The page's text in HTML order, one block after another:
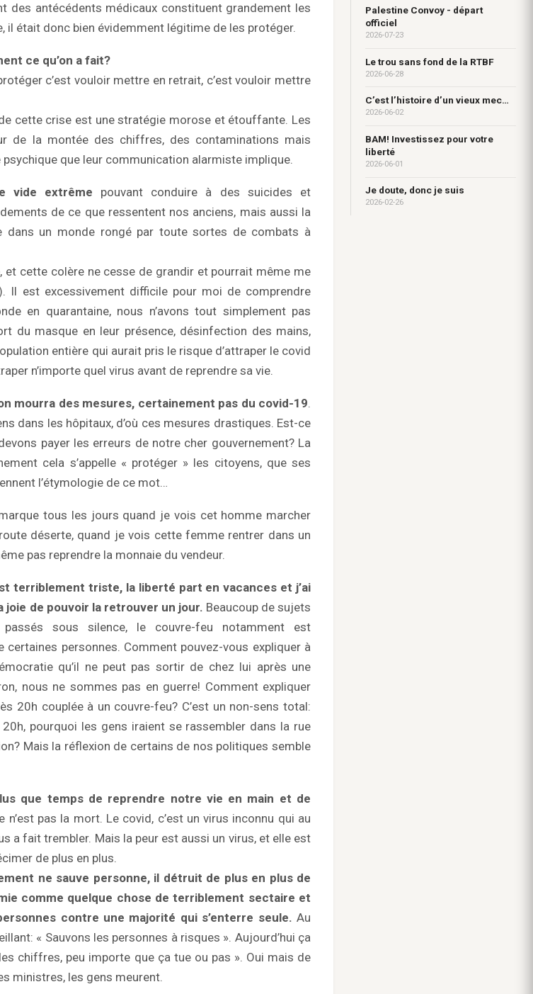
des antécédents médicaux constituent grandement les
il était donc bien évidemment légitime de les protéger.
ce qu’on a fait?
c’est vouloir mettre en retrait, c’est vouloir mettre
cette crise est une stratégie morose et étouffante. Les
de la montée des chiffres, des contaminations mais
que leur communication alarmiste implique.
vide extrême pouvant conduire à des suicides et
de ce que ressentent nos anciens, mais aussi la
dans un monde rongé par toute sortes de combats à
et cette colère ne cesse de grandir et pourrait même me
Il est excessivement difficile pour moi de comprendre
en quarantaine, nous n’avons tout simplement pas
du masque en leur présence, désinfection des mains,
entière qui aurait pris le risque d’attraper le covid
n’importe quel virus avant de reprendre sa vie.
mourra des mesures, certainement pas du covid-19.
dans les hôpitaux, d’où ces mesures drastiques. Est-ce
payer les erreurs de notre cher gouvernement? La
cela s’appelle « protéger » les citoyens, que ses
l’étymologie de ce mot…
tous les jours quand je vois cet homme marcher
déserte, quand je vois cette femme rentrer dans un
pas reprendre la monnaie du vendeur.
terriblement triste, la liberté part en vacances et j’ai
joie de pouvoir la retrouver un jour. Beaucoup de sujets
sous silence, le couvre-feu notamment est
personnes. Comment pouvez-vous expliquer à
qu’il ne peut pas sortir de chez lui après une
nous ne sommes pas en guerre! Comment expliquer
20h couplée à un couvre-feu? C’est un non-sens total:
pourquoi les gens iraient se rassembler dans la rue
Mais la réflexion de certains de nos politiques semble
que temps de reprendre notre vie en main et de
n’est pas la mort. Le covid, c’est un virus inconnu qui au
a fait trembler. Mais la peur est aussi un virus, et elle est
de plus en plus.
ne sauve personne, il détruit de plus en plus de
comme quelque chose de terriblement sectaire et
contre une majorité qui s’enterre seule. Au
« Sauvons les personnes à risques ». Aujourd’hui ça
chiffres, peu importe que ça tue ou pas ». Oui mais de
ministres, les gens meurent.
Palestine Convoy - départ
officiel
2026-07-23
Le trou sans fond de la RTBF
2026-06-28
C’est l’histoire d’un vieux mec…
2026-06-02
BAM! Investissez pour votre
liberté
2026-06-01
Je doute, donc je suis
2026-02-26